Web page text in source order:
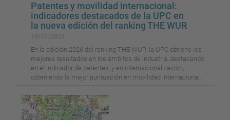
Patentes y movilidad internacional:
indicadores destacados de la UPC en
la nueva edición del ranking THE WUR
En la edición 2026 del ranking THE WUR, la UPC obtiene los
mejores resultados en los ámbitos de industria, destacando
en el indicador de patentes, y en internacionalización,
obteniendo la mejor puntuación en movilidad internacional.